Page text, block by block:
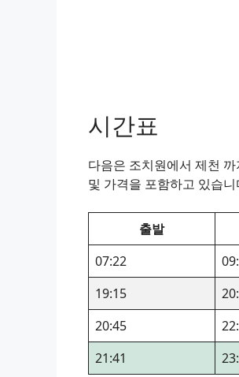
시간표
다음은 조치원에서 제천
및 가격을 포함하고 있습니
출발
07:22
19:15
20:45
21:41